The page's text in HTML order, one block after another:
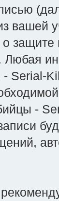
вашей
защите
Любая
Serial-
-